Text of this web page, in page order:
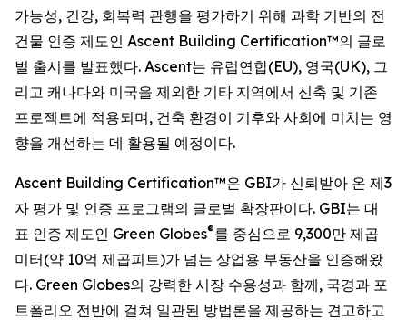
가능성, 건강, 회복력 관행을 평가하기 위해 과학 기반의 전
건물 인증 제도인 Ascent Building Certification™의 글로
벌 출시를 발표했다. Ascent는 유럽연합(EU), 영국(UK), 그
리고 캐나다와 미국을 제외한 기타 지역에서 신축 및 기존
프로젝트에 적용되며, 건축 환경이 기후와 사회에 미치는 영
향을 개선하는 데 활용될 예정이다.
Ascent Building Certification™은 GBI가 신뢰받아 온 제3
자 평가 및 인증 프로그램의 글로벌 확장판이다. GBI는 대
표 인증 제도인 Green Globes®를 중심으로 9,300만 제곱
미터(약 10억 제곱피트)가 넘는 상업용 부동산을 인증해왔
다. Green Globes의 강력한 시장 수용성과 함께, 국경과 포
트폴리오 전반에 걸쳐 일관된 방법론을 제공하는 견고하고